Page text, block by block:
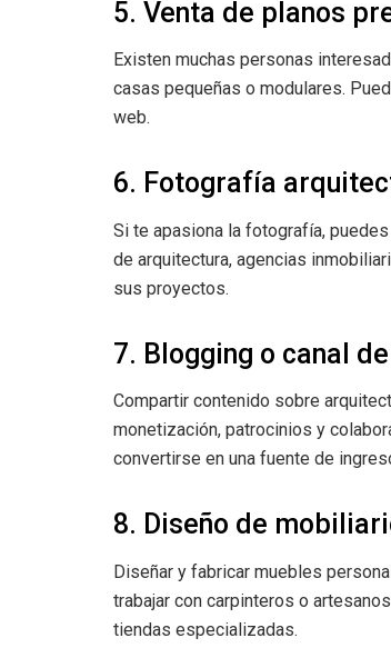
5. Venta de planos
Existen muchas personas
casas pequeñas o modulares.
web.
6. Fotografía
Si te apasiona la fotografía,
de arquitectura, agencias
sus proyectos.
7. Blogging o canal
Compartir contenido sobre
monetización, patrocinios y
convertirse en una fuente de
8. Diseño de
Diseñar y fabricar muebles
trabajar con carpinteros o
tiendas especializadas.